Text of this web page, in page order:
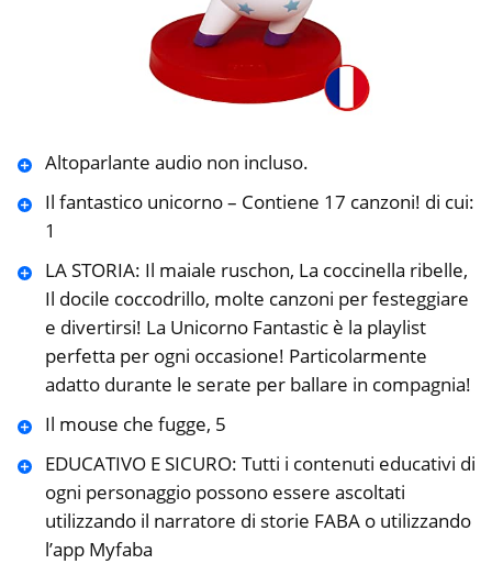
Altoparlante audio non incluso.
Il fantastico unicorno – Contiene 17 canzoni! di cui:
1
LA STORIA: Il maiale ruschon, La coccinella ribelle,
Il docile coccodrillo, molte canzoni per festeggiare
e divertirsi! La Unicorno Fantastic è la playlist
perfetta per ogni occasione! Particolarmente
adatto durante le serate per ballare in compagnia!
Il mouse che fugge, 5
EDUCATIVO E SICURO: Tutti i contenuti educativi di
ogni personaggio possono essere ascoltati
utilizzando il narratore di storie FABA o utilizzando
l’app Myfaba